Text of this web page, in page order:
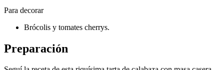
Para decorar
Brócolis y tomates cherrys.
Preparación